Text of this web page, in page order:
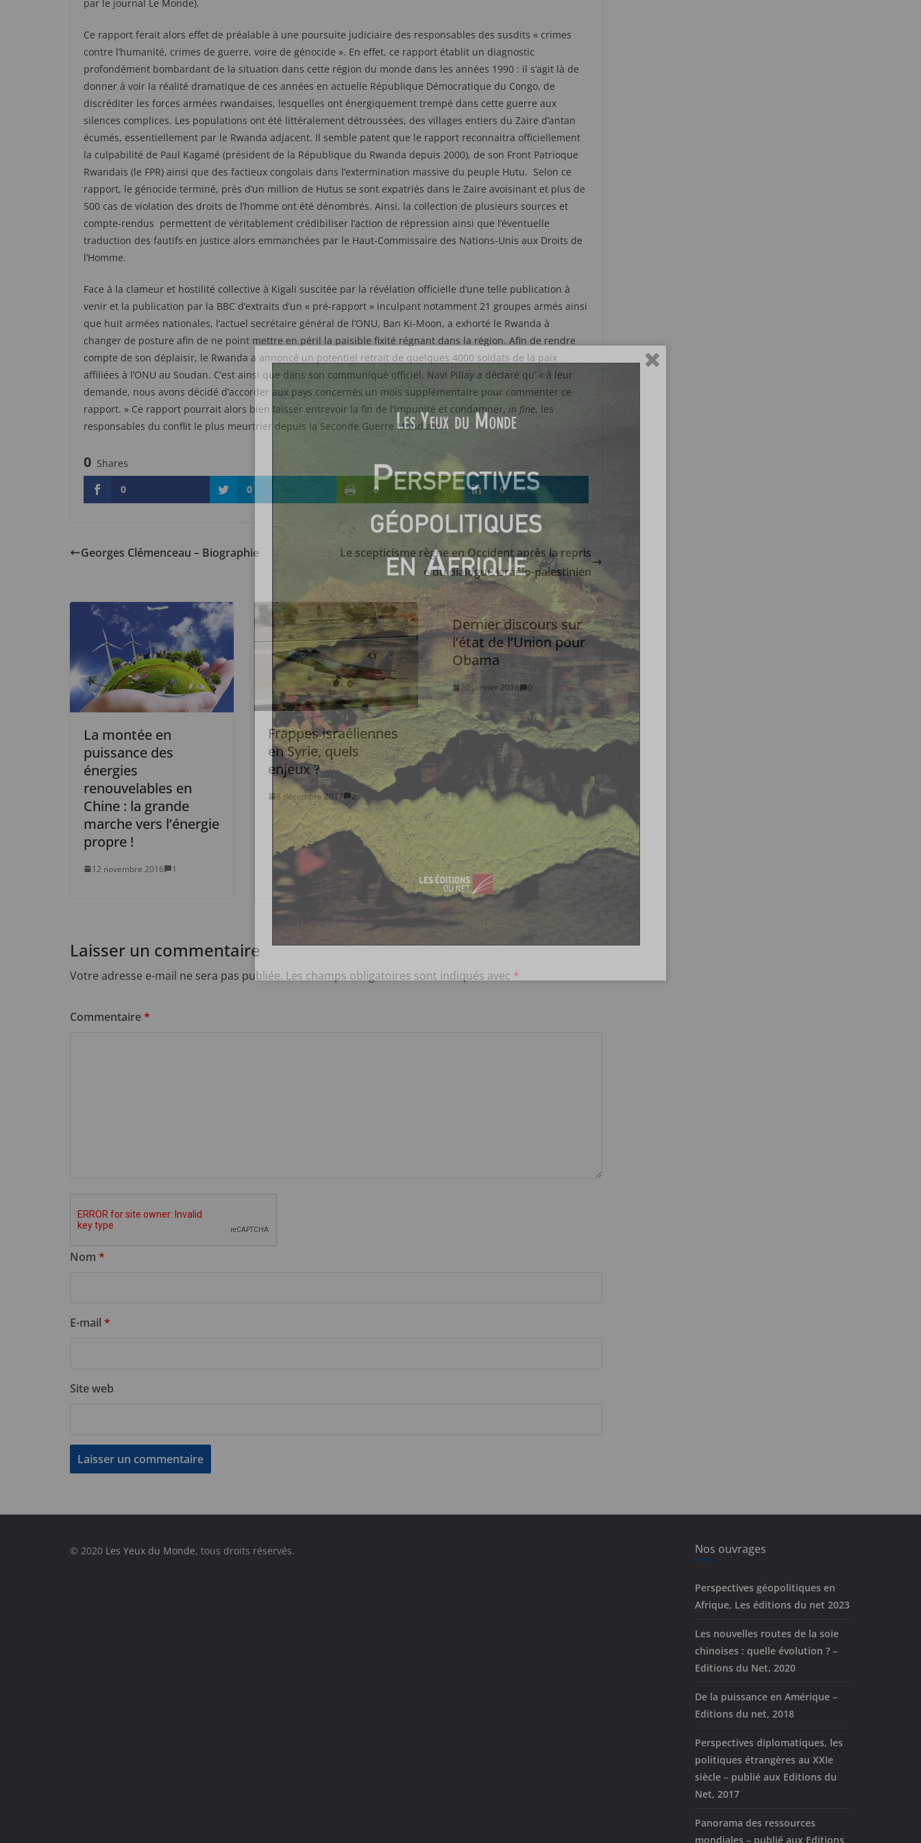
par le journal Le Monde).
Ce rapport ferait alors effet de préalable à une poursuite judiciaire des responsables des susdits « crimes
contre l’humanité, crimes de guerre, voire de génocide ». En effet, ce rapport établit un diagnostic
profondément bombardant de la situation dans cette région du monde dans les années 1990 : il s’agit là de
donner à voir la réalité dramatique de ces années en actuelle République Démocratique du Congo, de
discréditer les forces armées rwandaises, lesquelles ont énergiquement trempé dans cette guerre aux
silences complices. Les populations ont été littéralement détroussées, des villages entiers du Zaire d’antan
écumés, essentiellement par le Rwanda adjacent. Il semble patent que le rapport reconnaitra officiellement
la culpabilité de Paul Kagamé (président de la République du Rwanda depuis 2000), de son Front Patrioque
Rwandais (le FPR) ainsi que des factieux congolais dans l’extermination massive du peuple Hutu. Selon ce
rapport, le génocide terminé, près d’un million de Hutus se sont expatriés dans le Zaire avoisinant et plus de
500 cas de violation des droits de l’homme ont été dénombrés. Ainsi, la collection de plusieurs sources et
compte-rendus permettent de véritablement crédibiliser l’action de répression ainsi que l’éventuelle
traduction des fautifs en justice alors emmanchées par le Haut-Commissaire des Nations-Unis aux Droits de
l’Homme.
Face à la clameur et hostilité collective à Kigali suscitée par la révélation officielle d’une telle publication à
venir et la publication par la BBC d’extraits d’un « pré-rapport » inculpant notamment 21 groupes armés ainsi
que huit armées nationales, l’actuel secrétaire général de l’ONU, Ban Ki-Moon, a exhorté le Rwanda à
changer de posture afin de ne point mettre en péril la paisible fixité régnant dans la région. Afin de rendre
compte de son déplaisir, le Rwanda a annoncé un potentiel retrait de quelques 4000 soldats de la paix
affiliées à l’ONU au Soudan. C’est ainsi que dans son communiqué officiel, Navi Pillay a déclaré qu’ « à leur
demande, nous avons décidé d’accorder aux pays concernés un mois supplémentaire pour commenter ce
rapport. » Ce rapport pourrait alors bien laisser entrevoir la fin de l’impunité et condamner, in fine, les
responsables du conflit le plus meurtrier depuis la Seconde Guerre Mondiale.
0 Shares
0
0 0 0
Georges Clémenceau – Biographie
Le scepticisme règne en Occident après la repris
e du dialogue israélo-palestinien
La montée en
puissance des
énergies
renouvelables en
Chine : la grande
marche vers l’énergie
propre !
12 novembre 2016 1
Frappes israéliennes
en Syrie, quels
enjeux ?
8 décembre 2017 2
Dernier discours sur
l’état de l’Union pour
Obama
20 janvier 2016 0
Laisser un commentaire
Votre adresse e-mail ne sera pas publiée. Les champs obligatoires sont indiqués avec *
Commentaire*
Nom *
E-mail *
Site web
© 2020 Les Yeux du Monde, tous droits réservés. Nos ouvrages
Perspectives géopolitiques en
Afrique, Les éditions du net 2023
Les nouvelles routes de la soie
chinoises : quelle évolution ? –
Editions du Net, 2020
De la puissance en Amérique –
Editions du net, 2018
Perspectives diplomatiques, les
politiques étrangères au XXIe
siècle – publié aux Editions du
Net, 2017
Panorama des ressources
mondiales – publié aux Editions